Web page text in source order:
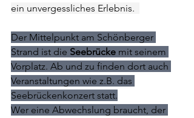
ein unvergessliches Erlebnis.
Der Mittelpunkt am Schönberger
Strand ist die Seebrücke mit seinem
Vorplatz. Ab und zu finden dort auch
Veranstaltungen wie z.B. das
Seebrückenkonzert statt.
Wer eine Abwechslung braucht, der